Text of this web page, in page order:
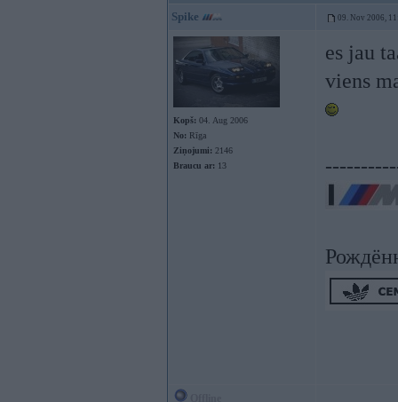
Spike 09. Nov 2006,
Kopš: 04. Aug 2006
No: Rīga
Ziņojumi: 2146
Braucu ar: 13
es jau
viens